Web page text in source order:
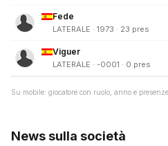
Fede
LATERALE · 1973 · 23 pres
Viguer
LATERALE · -0001 · 0 pres
Su mobile: giocatore con ruolo, anno e
News sulla società